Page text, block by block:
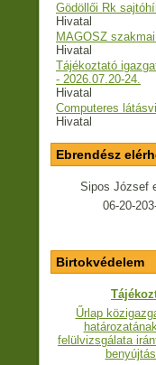
Gödöllői Rk
Hivatal
MAGOSZ
Hivatal
Tájékoztató
- 2026.07.20-24.
Hivatal
Computeres
Hivatal
Ebrendész
Sipos József
06-20-
Birtokvédelem
Űrlap
felülvizsgálata